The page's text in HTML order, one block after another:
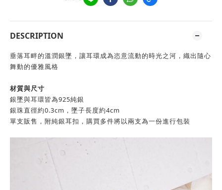
DESCRIPTION
垂落耳畔的溫潤銀墜，讓耳環成為恣意流動的時光之河，織出隨心
舞動的優雅風格
材質與尺寸
銀墜與耳環皆為925純銀
銀珠直徑約0.3cm，墜子長度約4cm
單支販售，附純銀耳扣，購買多件將以兩支為一份進行包裝